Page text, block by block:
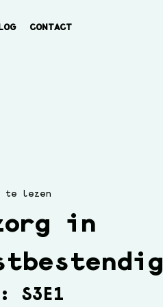
CONTACT
in
te lezen
S3E1